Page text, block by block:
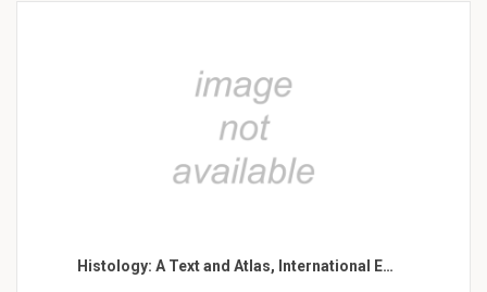
Histology: A Text and Atlas, International E…